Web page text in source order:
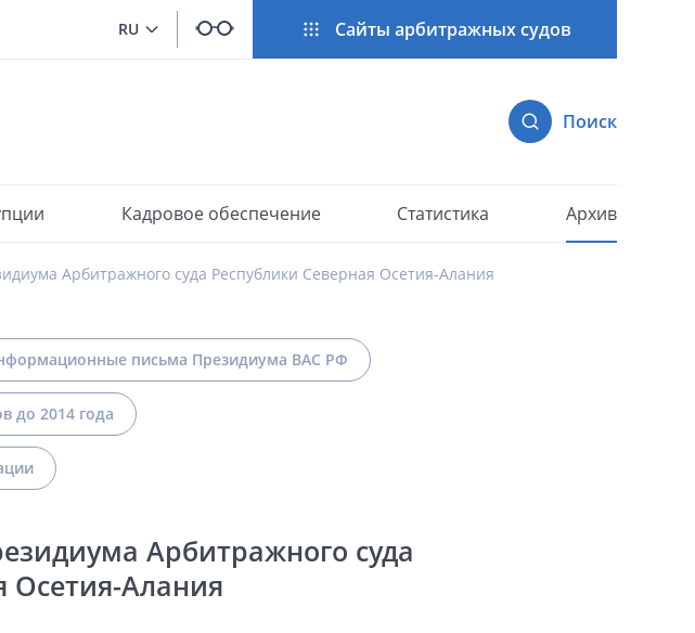
RU Сайты арбитражных судов
Поиск
Кадровое обеспечение Статистика Архив
Арбитражного суда Республики Северная Осетия-Алания
письма Президиума ВАС РФ
до 2014 года
Арбитражного суда
Осетия-Алания